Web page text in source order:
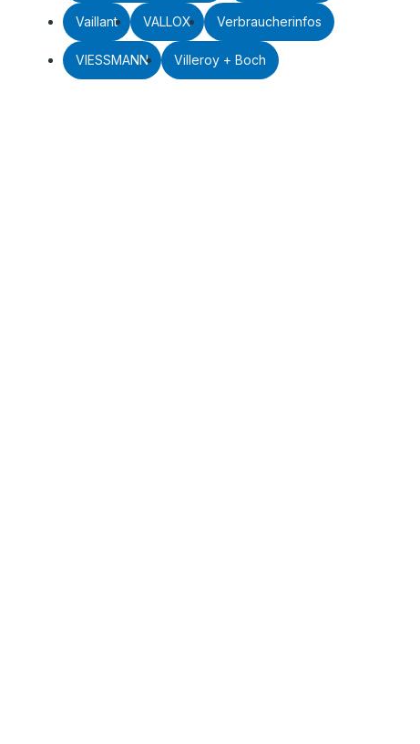
Vaillant VALLOX Verbraucherinfos
VIESSMANN Villeroy + Boch